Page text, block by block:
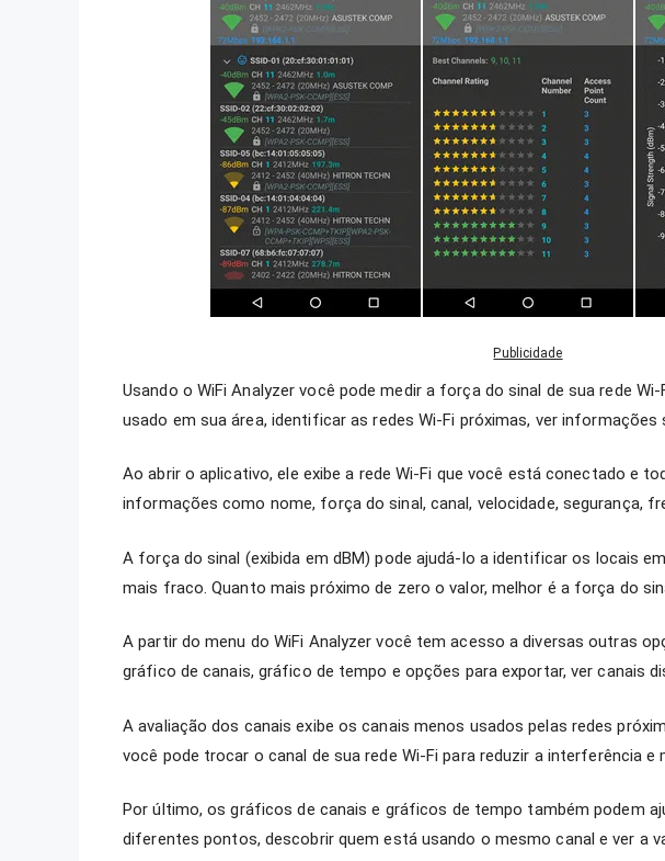
Publicidade
Usando o WiFi Analyzer você pode medir a força do sinal de sua rede
usado em sua área, identificar as redes Wi-Fi próximas, ver informações
Ao abrir o aplicativo, ele exibe a rede Wi-Fi que você está conectado e
informações como nome, força do sinal, canal, velocidade, segurança,
A força do sinal (exibida em dBM) pode ajudá-lo a identificar os locais
mais fraco. Quanto mais próximo de zero o valor, melhor é a força do
A partir do menu do WiFi Analyzer você tem acesso a diversas outras
gráfico de canais, gráfico de tempo e opções para exportar, ver canais
A avaliação dos canais exibe os canais menos usados pelas redes
você pode trocar o canal de sua rede Wi-Fi para reduzir a interferência e
Por último, os gráficos de canais e gráficos de tempo também podem
diferentes pontos, descobrir quem está usando o mesmo canal e ver a